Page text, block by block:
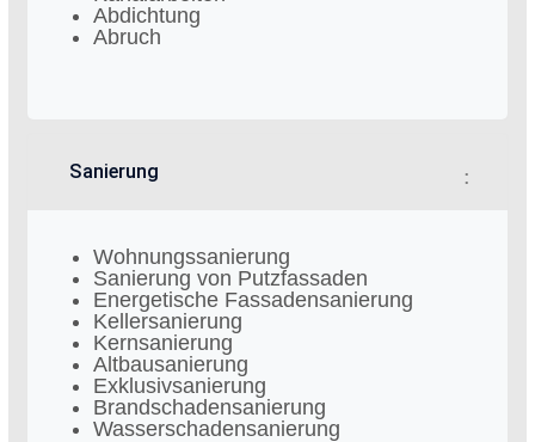
Abdichtung
Abruch
Sanierung
Wohnungssanierung
Sanierung von Putzfassaden
Energetische Fassadensanierung
Kellersanierung
Kernsanierung
Altbausanierung
Exklusivsanierung
Brandschadensanierung
Wasserschadensanierung